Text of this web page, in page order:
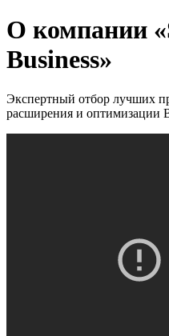
О компании
Business»
Экспертный отбор лучших
расширения и